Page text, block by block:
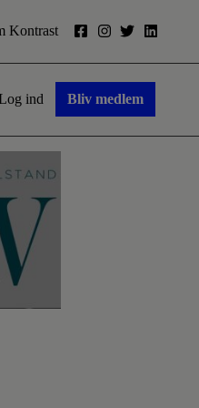
Kontrast
ind Bliv medlem